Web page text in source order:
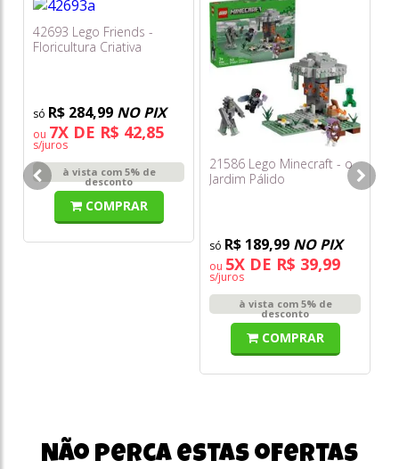
42693 Lego Friends -
Floricultura Criativa
R$ 284,99 NO PIX
ou 7X DE R$ 42,85
s/juros
à vista com 5% de
desconto
COMPRAR
21586 Lego Minecraft - o
Jardim Pálido
R$ 189,99 NO PIX
ou 5X DE R$ 39,99
s/juros
à vista com 5% de
desconto
COMPRAR
Não perca estas ofertas